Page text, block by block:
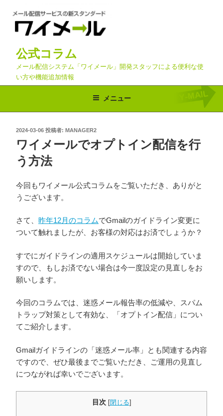
プ
公式コラム
メール配信システム「ワイメール」開発スタッフによる便利な使
い方や機能追加情報
メニュー
投
稿
日:
2024-03-06 投稿者: MANAGER2
ワイメールでオプトイン配信を行
う方法
今回もワイメール公式コラムをご覧いただき、ありがと
うございます。
さて、 昨年12月のコラムでGmailのガイドライン変更に
ついて触れましたが、お客様の対応はお済でしょうか？
すでにガイドラインの適用スケジュールは開始していま
すので、もしお済でない場合は今一度設定の見直しをお
願いします。
今回のコラムでは、迷惑メール報告率の低減や、スパム
トラップ対策として有効な、「オプトイン配信」につい
てご紹介します。
Gmailガイドラインの「迷惑メール率」とも関連する内容
ですので、ぜひ最後までご覧いただき、ご運用の見直し
につながれば幸いでございます。
目次 [閉じる]